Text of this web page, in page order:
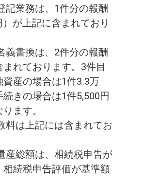
記業務は、1件分の報酬
）が上記に含まれており
義書換は、2件分の報酬
まれております。3件目
資産の場合は1件3.3万
続きの場合は1件5,500円
ます。
料は上記には含まれてお
産総額は、相続税申告が
相続税申告評価が基準額